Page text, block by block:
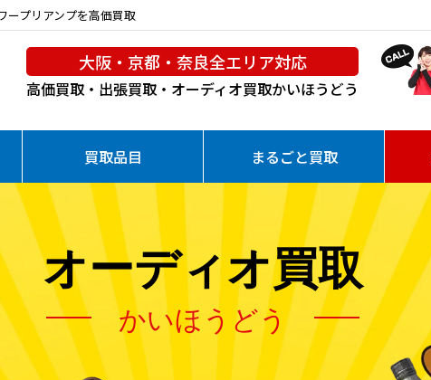
ープリアンプを高価買取
大阪・京都・奈良全エリア対応
高価買取・出張買取・オーディオ買取かいほうどう
買取品目 まるごと買取
オーディオ買取
かいほうどう